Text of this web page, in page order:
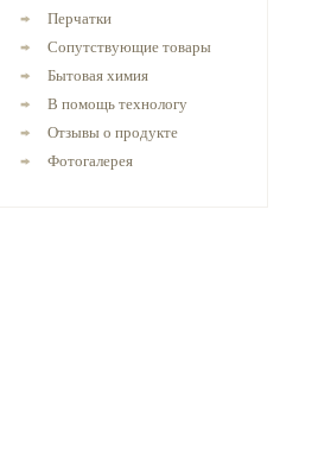
Перчатки
Сопутствующие товары
Бытовая химия
В помощь технологу
Отзывы о продукте
Фотогалерея